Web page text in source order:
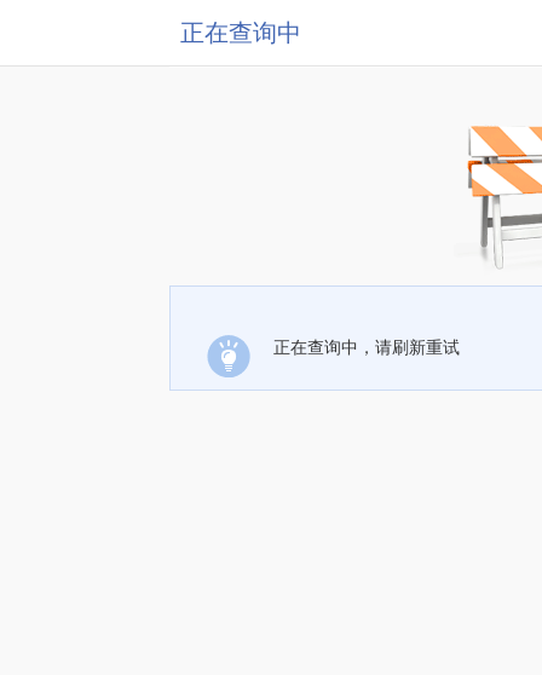
正在查询中
正在查询中，请刷新重试